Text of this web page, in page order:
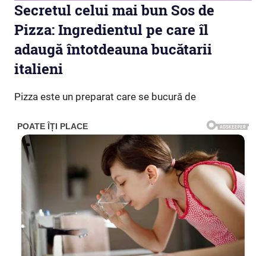
Secretul celui mai bun Sos de
Pizza: Ingredientul pe care îl
adaugă întotdeauna bucătarii
italieni
Pizza este un preparat care se bucură de